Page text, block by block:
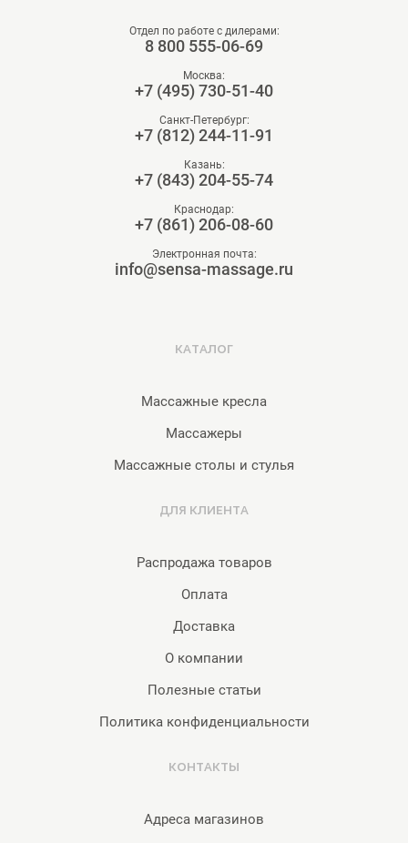
Отдел по работе с дилерами:
8 800 555-06-69
Москва:
+7 (495) 730-51-40
Санкт-Петербург:
+7 (812) 244-11-91
Казань:
+7 (843) 204-55-74
Краснодар:
+7 (861) 206-08-60
Электронная почта:
info@sensa-massage.ru
КАТАЛОГ
Массажные кресла
Массажеры
Массажные столы и стулья
ДЛЯ КЛИЕНТА
Распродажа товаров
Оплата
Доставка
О компании
Полезные статьи
Политика конфиденциальности
КОНТАКТЫ
Адреса магазинов